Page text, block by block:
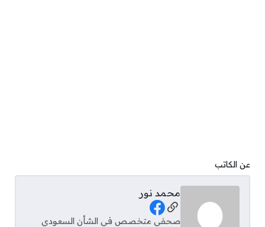
عن الكاتب
محمد نور
Social Links
صحفي متخصص في الشأن السعودي